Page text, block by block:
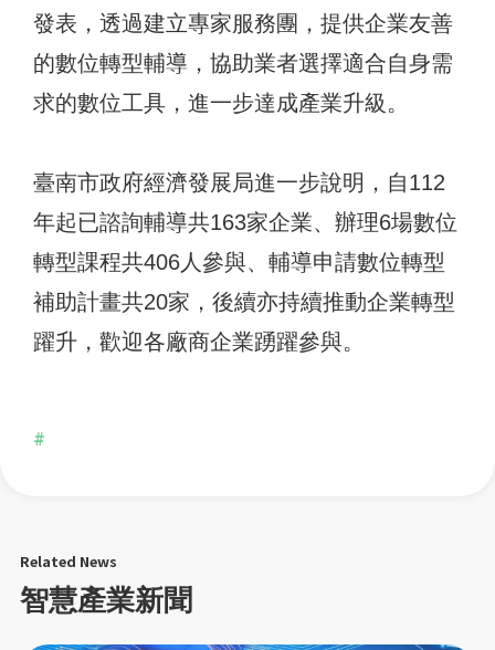
發表，透過建立專家服務團，提供企業友善
的數位轉型輔導，協助業者選擇適合自身需
求的數位工具，進一步達成產業升級。
臺南市政府經濟發展局進一步說明，自112
年起已諮詢輔導共163家企業、辦理6場數位
轉型課程共406人參與、輔導申請數位轉型
補助計畫共20家，後續亦持續推動企業轉型
躍升，歡迎各廠商企業踴躍參與。
#
Related News
智慧產業新聞